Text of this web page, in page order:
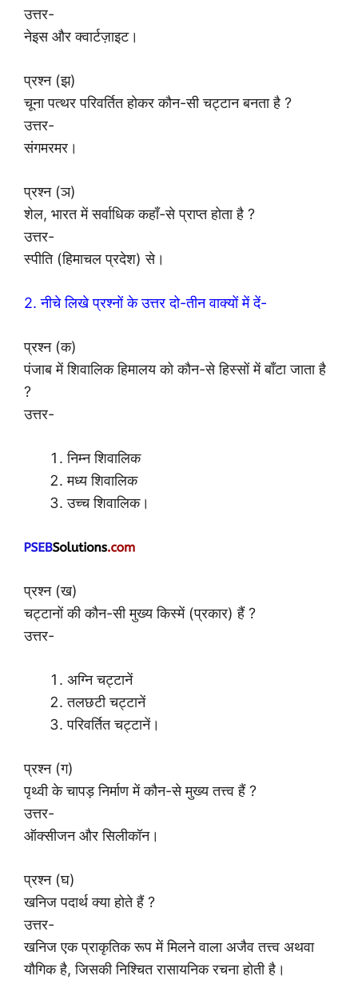
उत्तर-
नेइस और क्वार्टज़ाइट।
प्रश्न (झ)
चूना पत्थर परिवर्तित होकर कौन-सी चट्टान बनता है ?
उत्तर-
संगमरमर।
प्रश्न (ञ)
शेल, भारत में सर्वाधिक कहाँ-से प्राप्त होता है ?
उत्तर-
स्पीति (हिमाचल प्रदेश) से।
2. नीचे लिखे प्रश्नों के उत्तर दो-तीन वाक्यों में दें-
प्रश्न (क)
पंजाब में शिवालिक हिमालय को कौन-से हिस्सों में बाँटा जाता है
?
उत्तर-
निम्न शिवालिक
मध्य शिवालिक
उच्च शिवालिक।
प्रश्न (ख)
चट्टानों की कौन-सी मुख्य किस्में (प्रकार) हैं ?
उत्तर-
अग्नि चट्टानें
तलछटी चट्टानें
परिवर्तित चट्टानें।
प्रश्न (ग)
पृथ्वी के चापड़ निर्माण में कौन-से मुख्य तत्त्व हैं ?
उत्तर-
ऑक्सीजन और सिलीकॉन।
प्रश्न (घ)
खनिज पदार्थ क्या होते हैं ?
उत्तर-
खनिज एक प्राकृतिक रूप में मिलने वाला अजैव तत्त्व अथवा
यौगिक है, जिसकी निश्चित रासायनिक रचना होती है।